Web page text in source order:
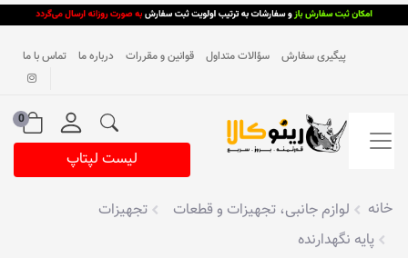
پیگیری سفارش سؤالات متداول قوانین و مقررات درباره ما تماس با ما
0
لیست لپتاپ
خانه لوازم جانبی، تجهیزات و قطعات
تجهیزات
پایه نگهدارنده